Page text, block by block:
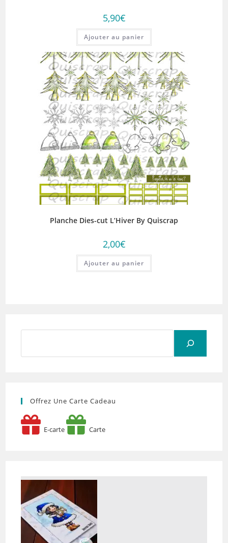
5,90€
Ajouter au panier
Planche Dies-cut L’Hiver By Quiscrap
2,00€
Ajouter au panier
Offrez Une Carte Cadeau
E-carte Carte